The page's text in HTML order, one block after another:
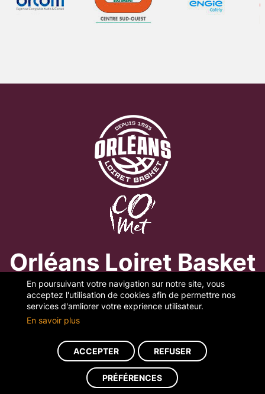
En poursuivant votre navigation sur notre site, vous
acceptez l'utilisation de cookies afin de permettre nos
services d'amliorer votre exprience utilisateur.
En savoir plus
ACCEPTER REFUSER
PRÉFÉRENCES
Orléans Loiret Basket
CO’Met Arena Orléans
Rue du président Robert Schuman
02.38.62.97.36
contact@orleansloiretbasket.fr